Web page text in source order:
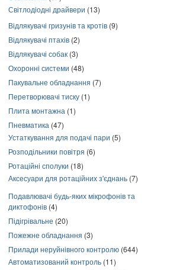
Світлодіодні драйвери (13)
Відлякувачі гризунів та кротів (9)
Відлякувачі птахів (2)
Відлякувачі собак (3)
Охоронні системи (48)
Пакувальне обладнання (7)
Перетворювачі тиску (1)
Плита монтажна (1)
Пневматика (47)
Устаткування для подачі пари (5)
Розподільники повітря (6)
Ротаційні сполуки (18)
Аксесуари для ротаційних з'єднань (7)
Подавлювачі будь-яких мікрофонів та
диктофонів (4)
Підігрівальне (20)
Пожежне обладнання (3)
Прилади неруйнівного контролю (644)
Автоматизований контроль (11)